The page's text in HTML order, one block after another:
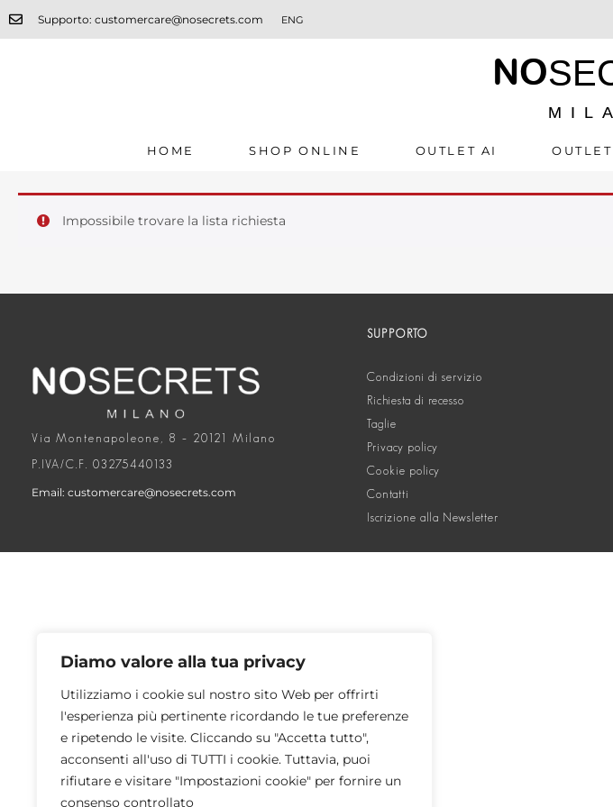
Diamo valore alla tua privacy
Utilizziamo i cookie sul nostro sito Web per offrirti
l'esperienza più pertinente ricordando le tue preferenze
e ripetendo le visite. Cliccando su "Accetta tutto",
acconsenti all'uso di TUTTI i cookie. Tuttavia, puoi
rifiutare e visitare "Impostazioni cookie" per fornire un
consenso controllato
Supporto: customercare@nosecrets.com ENG
NO
HOME SHOP ONLINE OUTLET AI
Impossibile trovare la lista richiesta
Via Montenapoleone, 8 – 20121 Milano
P.IVA/C.F. 03275440133
Email: customercare@nosecrets.com
SUPPORTO
Condizioni di servizio
Richiesta di recesso
Taglie
Privacy policy
Cookie policy
Contatti
Iscrizione alla Newsletter